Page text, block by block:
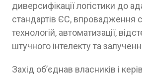
диверсифікації логістики до
стандартів ЄС, впровадження
технологій, автоматизації,
штучного інтелекту та
Захід об’єднав власників і